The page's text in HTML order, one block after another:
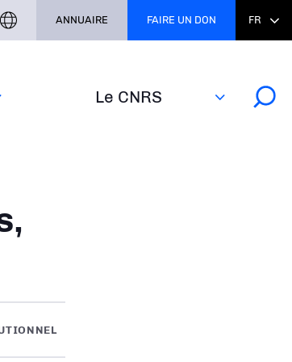
Le CNRS
ANNUAIRE FAIRE UN DON FR